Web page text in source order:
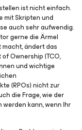
ist nicht einfach.
mit Skripten und
auch sehr aufwendig.
gerne die Ärmel
ändert das
of Ownership(TCO,
und wichtige
(RPOs) nicht zur
die Frage, wie der
kann, wenn Ihr